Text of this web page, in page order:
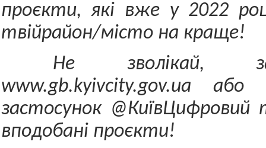
проєкти, які вже у 2022
твійрайон/місто на краще!
Не зволікай,
www.gb.kyivcity.gov.ua або
застосунок @КиївЦифровий
вподобані проєкти!